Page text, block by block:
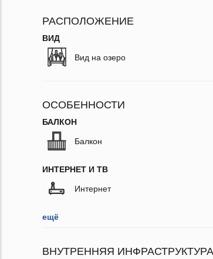
РАСПОЛОЖЕНИЕ
ВИД
Вид на озеро
ОСОБЕННОСТИ
БАЛКОН
Балкон
ИНТЕРНЕТ И ТВ
Интернет
ещё
ВНУТРЕННЯЯ ИНФРАСТРУКТУРА